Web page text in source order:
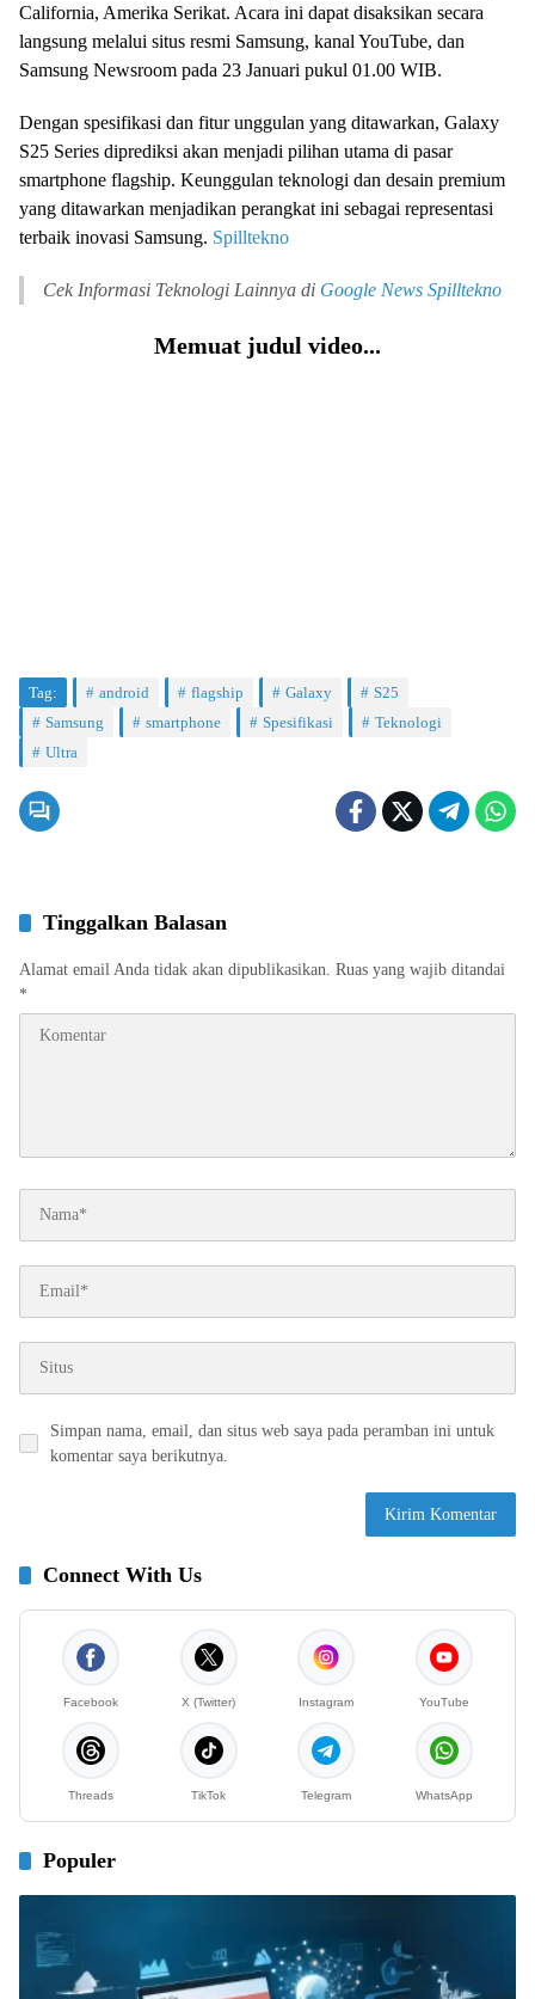
California, Amerika Serikat. Acara ini dapat disaksikan secara
langsung melalui situs resmi Samsung, kanal YouTube, dan
Samsung Newsroom pada 23 Januari pukul 01.00 WIB.
Dengan spesifikasi dan fitur unggulan yang ditawarkan, Galaxy
S25 Series diprediksi akan menjadi pilihan utama di pasar
smartphone flagship. Keunggulan teknologi dan desain premium
yang ditawarkan menjadikan perangkat ini sebagai representasi
terbaik inovasi Samsung. Spilltekno
Cek Informasi Teknologi Lainnya di Google News Spilltekno
Memuat judul video...
Tag: android flagship Galaxy
S25
Samsung
smartphone Spesifikasi
Teknologi
Ultra
Tinggalkan Balasan
Alamat email Anda tidak akan dipublikasikan. Ruas yang wajib ditandai
*
Simpan nama, email, dan situs web saya pada peramban ini untuk
komentar saya berikutnya.
Connect With Us
Facebook X (Twitter) Instagram YouTube
Threads TikTok Telegram WhatsApp
Populer